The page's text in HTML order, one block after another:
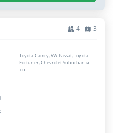
4 3
Toyota Camry, VW Passat, Toyota
Fortuner, Chevrolet Suburban и
т.п.